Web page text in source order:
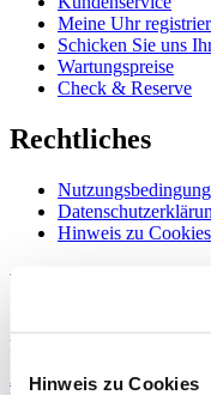
Hinweis zu Cookies
Meine Uhr
Schicken Sie uns
Wartungspreise
Check & Reserve
Rechtliches
Hinweis zu Cookies
Willkommen im
Information
Anmelden